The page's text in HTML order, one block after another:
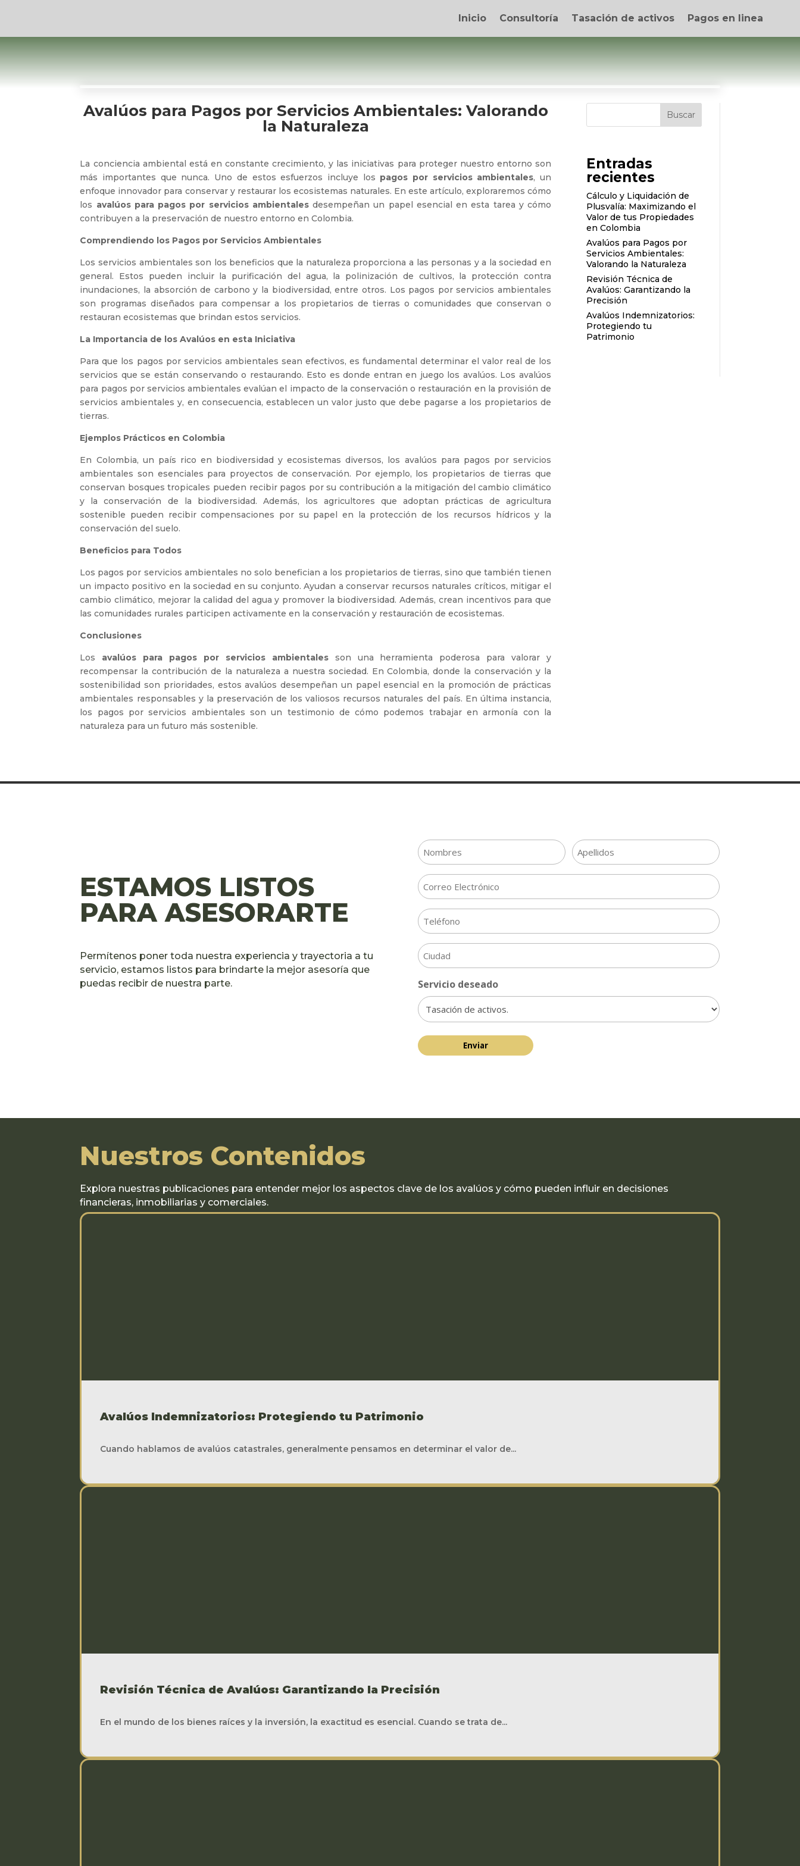
Inicio Consultoría Tasación de activos Pagos en linea
Avalúos para Pagos por Servicios Ambientales: Valorando
la Naturaleza
La conciencia ambiental está en constante crecimiento, y las iniciativas para proteger nuestro entorno son
más importantes que nunca. Uno de estos esfuerzos incluye los pagos por servicios ambientales, un
enfoque innovador para conservar y restaurar los ecosistemas naturales. En este artículo, exploraremos cómo
los avalúos para pagos por servicios ambientalesdesempeñan un papel esencial en esta tarea y cómo
contribuyen a la preservación de nuestro entorno en Colombia.
Comprendiendo los Pagos por Servicios Ambientales
Los servicios ambientales son los beneficios que la naturaleza proporciona a las personas y a la sociedad en
general. Estos pueden incluir la purificación del agua, la polinización de cultivos, la protección contra
inundaciones, la absorción de carbono y la biodiversidad, entre otros. Los pagos por servicios ambientales
son programas diseñados para compensar a los propietarios de tierras o comunidades que conservan o
restauran ecosistemas que brindan estos servicios.
La Importancia de los Avalúos en esta Iniciativa
Para que los pagos por servicios ambientales sean efectivos, es fundamental determinar el valor real de los
servicios que se están conservando o restaurando. Esto es donde entran en juego los avalúos. Los avalúos
para pagos por servicios ambientales evalúan el impacto de la conservación o restauración en la provisión de
servicios ambientales y, en consecuencia, establecen un valor justo que debe pagarse a los propietarios de
tierras.
Ejemplos Prácticos en Colombia
En Colombia, un país rico en biodiversidad y ecosistemas diversos, los avalúos para pagos por servicios
ambientales son esenciales para proyectos de conservación. Por ejemplo, los propietarios de tierras que
conservan bosques tropicales pueden recibir pagos por su contribución a la mitigación del cambio climático
y la conservación de la biodiversidad. Además, los agricultores que adoptan prácticas de agricultura
sostenible pueden recibir compensaciones por su papel en la protección de los recursos hídricos y la
conservación del suelo.
Beneficios para Todos
Los pagos por servicios ambientales no solo benefician a los propietarios de tierras, sino que también tienen
un impacto positivo en la sociedad en su conjunto. Ayudan a conservar recursos naturales críticos, mitigar el
cambio climático, mejorar la calidad del agua y promover la biodiversidad. Además, crean incentivos para que
las comunidades rurales participen activamente en la conservación y restauración de ecosistemas.
Conclusiones
Los avalúos para pagos por servicios ambientalesson una herramienta poderosa para valorar y
recompensar la contribución de la naturaleza a nuestra sociedad. En Colombia, donde la conservación y la
sostenibilidad son prioridades, estos avalúos desempeñan un papel esencial en la promoción de prácticas
ambientales responsables y la preservación de los valiosos recursos naturales del país. En última instancia,
los pagos por servicios ambientales son un testimonio de cómo podemos trabajar en armonía con la
naturaleza para un futuro más sostenible.
Buscar
Entradas
recientes
Cálculo y Liquidación de
Plusvalía: Maximizando el
Valor de tus Propiedades
en Colombia
Avalúos para Pagos por
Servicios Ambientales:
Valorando la Naturaleza
Revisión Técnica de
Avalúos: Garantizando la
Precisión
Avalúos Indemnizatorios:
Protegiendo tu
Patrimonio
ESTAMOS LISTOS
PARA ASESORARTE
Permítenos poner toda nuestra experiencia y trayectoria a tu
servicio, estamos listos para brindarte la mejor asesoría que
puedas recibir de nuestra parte.
Nombre
Nombre Apellidos
Email
Teléfono
Ciudad
Servicio deseado
Nuestros Contenidos
Explora nuestras publicaciones para entender mejor los aspectos clave de los avalúos y cómo pueden influir en decisiones
financieras, inmobiliarias y comerciales.
Avalúos Indemnizatorios: Protegiendo tu Patrimonio
Cuando hablamos de avalúos catastrales, generalmente pensamos en determinar el valor de...
Revisión Técnica de Avalúos: Garantizando la Precisión
En el mundo de los bienes raíces y la inversión, la exactitud es esencial. Cuando se trata de...